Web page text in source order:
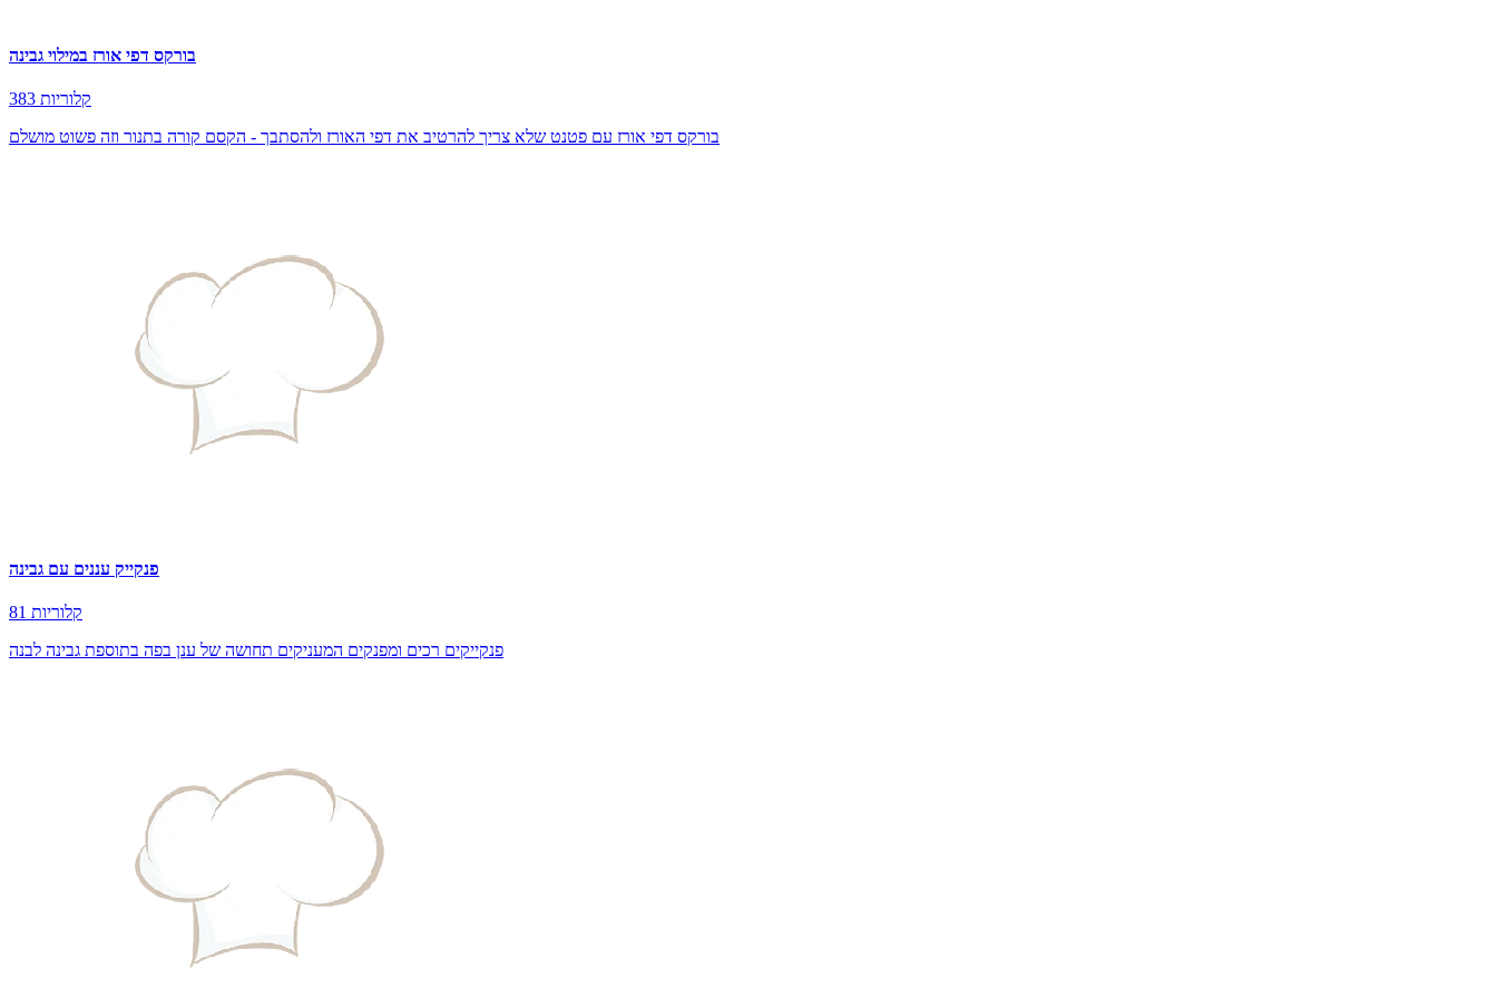
בורקס דפי אורז במילוי גבינה
383 קלוריות
בורקס דפי אורז עם פטנט שלא צריך להרטיב את דפי האורז ולהסתבך - הקסם קורה בתנור וזה פשוט מושלם
פנקייק עננים עם גבינה
81 קלוריות
פנקייקים רכים ומפנקים המעניקים תחושה של ענן בפה בתוספת גבינה לבנה